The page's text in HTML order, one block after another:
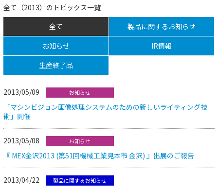
全て（2013）のトピックス一覧
全て
製品に関するお知らせ
お知らせ
IR情報
生産終了品
2013/05/09 お知らせ
「マシンビジョン画像処理システムのための新しいライティング技
術」開催
2013/05/08 お知らせ
『 MEX金沢2013 (第51回機械工業見本市 金沢) 』出展のご報告
2013/04/22 製品に関するお知らせ